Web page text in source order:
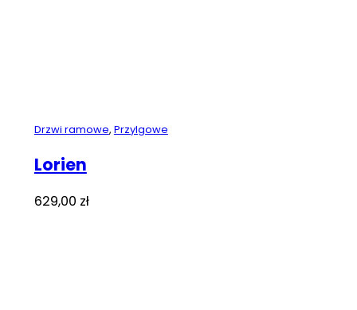
Drzwi ramowe, Przylgowe
Lorien
629,00 zł